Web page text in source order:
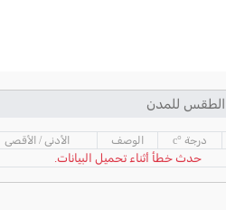
للمدن
درجة °c الوصف الأدنى / الأقصى
حدث خطأ أثناء تحميل البيانات.